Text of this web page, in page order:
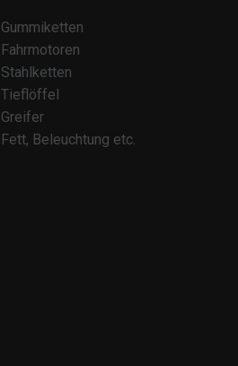
Gummiketten
Fahrmotoren
Stahlketten
Tieflöffel
Greifer
Fett, Beleuchtung etc.